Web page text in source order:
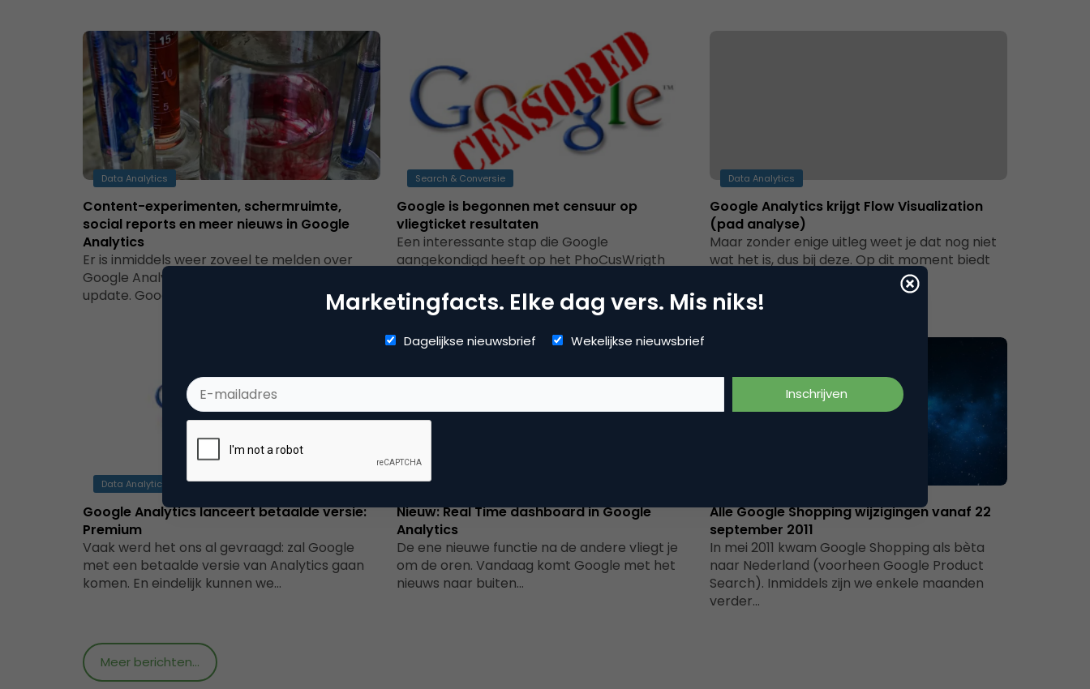
Data Analytics
Content-experimenten, schermruimte,
social reports en meer nieuws in Google
Analytics
Er is inmiddels weer zoveel te melden over
Google Analytics dat het tijd is voor een
update. Google heeft het…
Search & Conversie
Google is begonnen met censuur op
vliegticket resultaten
Een interessante stap die Google
aangekondigd heeft op het PhoCusWrigth
oprichter van ITA software en…
Data Analytics
Google Analytics krijgt Flow Visualization
(pad analyse)
Maar zonder enige uitleg weet je dat nog niet
wat het is, dus bij deze. Op dit moment biedt
Data Analytics
Google Analytics lanceert betaalde versie:
Premium
Vaak werd het ons al gevraagd: zal Google
met een betaalde versie van Analytics gaan
komen. En eindelijk kunnen we…
Data Analytics
Nieuw: Real Time dashboard in Google
Analytics
De ene nieuwe functie na de andere vliegt je
om de oren. Vandaag komt Google met het
nieuws naar buiten…
Alle Google Shopping wijzigingen vanaf 22
september 2011
In mei 2011 kwam Google Shopping als bèta
naar Nederland (voorheen Google Product
Search). Inmiddels zijn we enkele maanden
verder…
Meer berichten...
Marketingfacts. Elke dag vers. Mis niks!
Dagelijkse nieuwsbrief Wekelijkse nieuwsbrief